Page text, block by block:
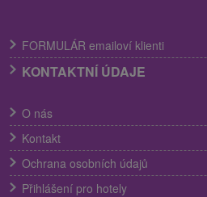
FORMULÁR emailoví klienti
KONTAKTNÍ ÚDAJE
O nás
Kontakt
Ochrana osobních údajů
Přihlášení pro hotely